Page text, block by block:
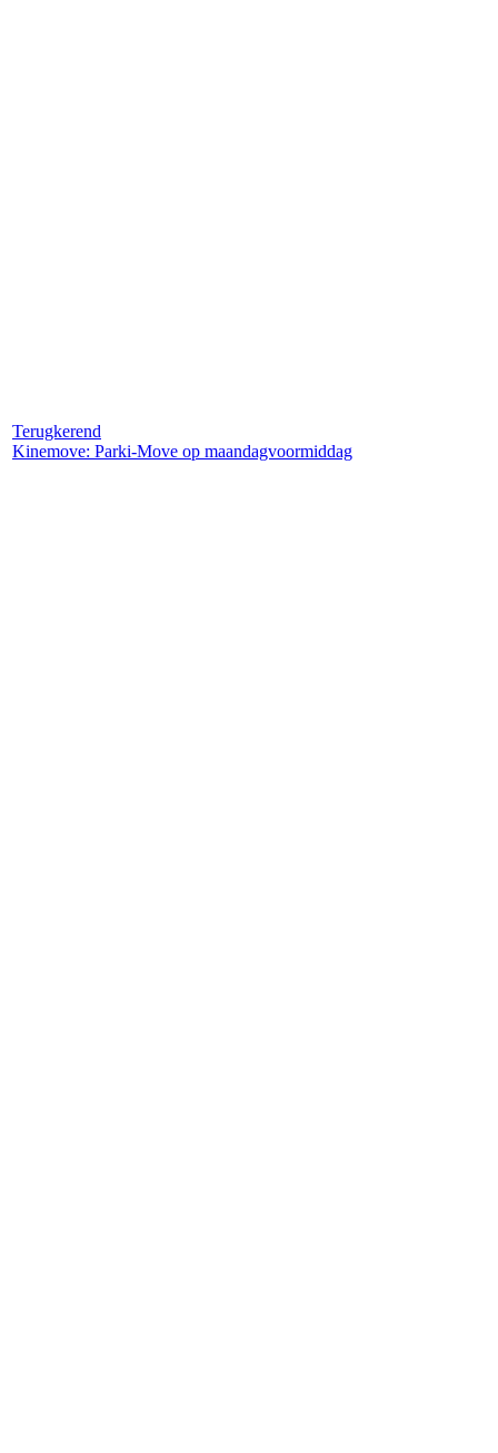
Terugkerend
Kinemove: Parki-Move op maandagvoormiddag